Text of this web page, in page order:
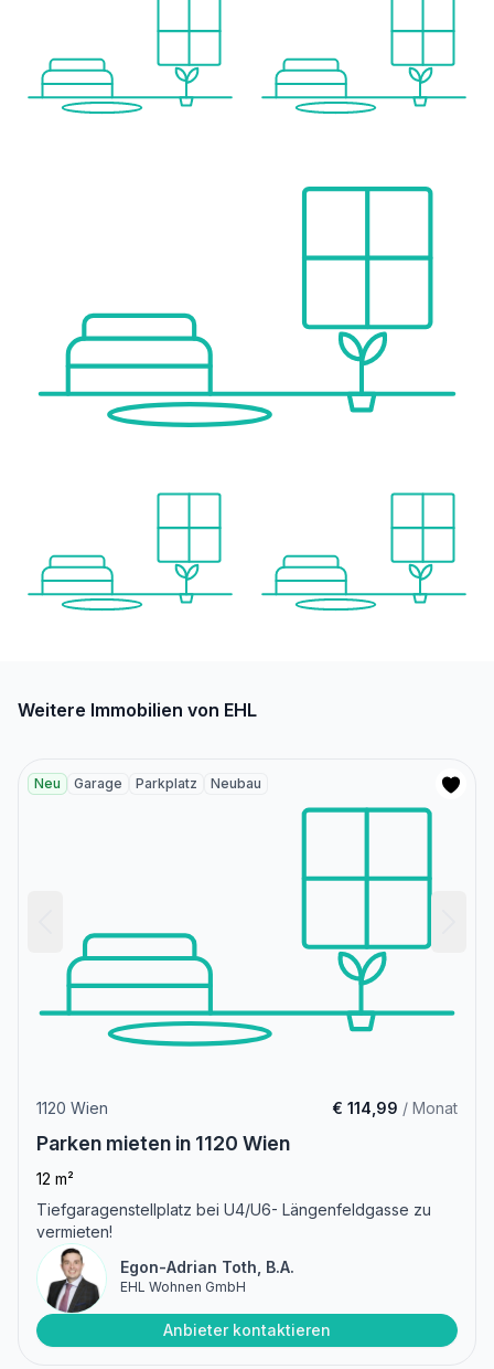
Weitere Immobilien von EHL
Neu Garage Parkplatz Neubau
1120 Wien € 114,99 / Monat
Parken mieten in 1120 Wien
12 m²
Tiefgaragenstellplatz bei U4/U6- Längenfeldgasse zu
vermieten!
Egon-Adrian Toth, B.A.
EHL Wohnen GmbH
Anbieter kontaktieren